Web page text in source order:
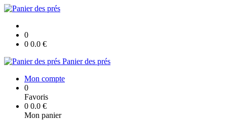
0
0 0.0 €
Panier des prés
Mon compte
0
Favoris
0 0.0 €
Mon panier